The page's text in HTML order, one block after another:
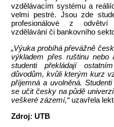
vzdělávacím systému a
velmi pestré. Jsou zde
profesionálové z odvětví
vzdělávání či bankovního
„Výuka probíhá převážně
výkladem přes ruštinu nebo
studenti překládají
důvodům, kvůli kterým kurz
příjemná a uvolněná.
se učit česky na půdě
veškeré zázemí,“uzavřela
Zdroj: UTB